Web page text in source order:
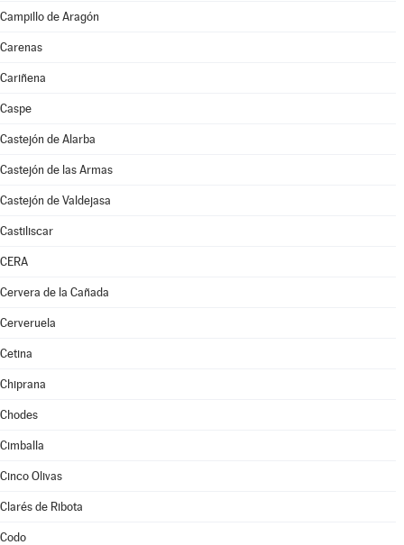
Campillo de Aragón
Carenas
Cariñena
Caspe
Castejón de Alarba
Castejón de las Armas
Castejón de Valdejasa
Castiliscar
CERA
Cervera de la Cañada
Cerveruela
Cetina
Chiprana
Chodes
Cimballa
Cinco Olivas
Clarés de Ribota
Codo